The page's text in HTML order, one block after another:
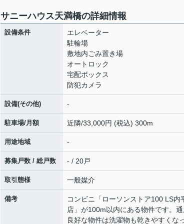
サニーハウス天満橋の詳細情報
設備条件
エレベーター
駐輪場
敷地内ごみ置き場
オートロック
宅配ボックス
防犯カメラ
設備(その他) -
駐車場/月額 近隣/33,000円 (税込) 300m
用途地域 -
募集戸数 / 総戸数 - / 20戸
取引態様 一般媒介
備考
コンビニ「ローソンストア100 LS内
店」が100m以内にある物件です。
良好な物件は洗濯物も乾きやすくな